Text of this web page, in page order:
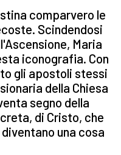
comparvero le
Scindendosi
Maria
iconografia. Con
gli apostoli stessi
della Chiesa
segno della
di Cristo, che
una cosa